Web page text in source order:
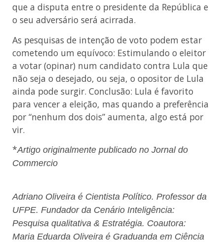
que a disputa entre o presidente da República e
o seu adversário será acirrada.
As pesquisas de intenção de voto podem estar
cometendo um equívoco: Estimulando o eleitor
a votar (opinar) num candidato contra Lula que
não seja o desejado, ou seja, o opositor de Lula
ainda pode surgir. Conclusão: Lula é favorito
para vencer a eleição, mas quando a preferência
por “nenhum dos dois” aumenta, algo está por
vir.
*Artigo originalmente publicado no Jornal do
Commercio
Adriano Oliveira é Cientista Político. Professor da
UFPE. Fundador da Cenário Inteligência:
Pesquisa qualitativa & Estratégia. Coautora:
Maria Eduarda Oliveira é Graduanda em Ciência